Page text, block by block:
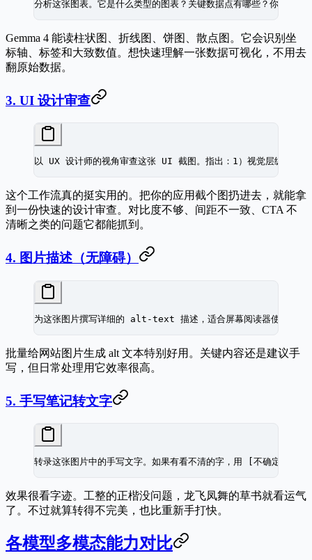
分析这张图表。它是什么类型的图表？关键数据点有哪些？你发现了
Gemma 4 能读柱状图、折线图、饼图、散点图。它会识别坐
标轴、标签和大致数值。想快速理解一张数据可视化，不用去
翻原始数据。
3. UI 设计审查
以 UX 设计师的视角审查这张 UI 截图。指出：1）视觉层级问题
这个工作流真的挺实用的。把你的应用截个图扔进去，就能拿
到一份快速的设计审查。对比度不够、间距不一致、CTA 不
清晰之类的问题它都能抓到。
4. 图片描述（无障碍）
为这张图片撰写详细的 alt-text 描述，适合屏幕阅读器使用。包
批量给网站图片生成 alt 文本特别好用。关键内容还是建议手
写，但日常处理用它效率很高。
5. 手写笔记转文字
转录这张图片中的手写文字。如果有看不清的字，用 [不确定] 标注
效果很看字迹。工整的正楷没问题，龙飞凤舞的草书就看运气
了。不过就算转得不完美，也比重新手打快。
各模型多模态能力对比